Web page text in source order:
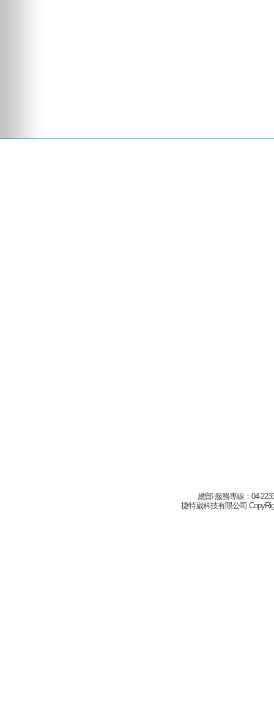
總部-服務專線：04-
捷特崴科技有限公司